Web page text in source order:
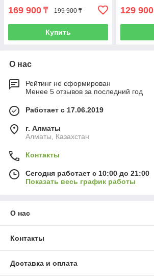
169 900 ₸ 199 900 ₸
Купить
129 900
О нас
Рейтинг не сформирован
Менее 5 отзывов за последний год
Работает с 17.06.2019
г. Алматы
Алматы, Казахстан
Контакты
Сегодня работает с 10:00 до 21:00
Показать весь график работы
О нас
Контакты
Доставка и оплата